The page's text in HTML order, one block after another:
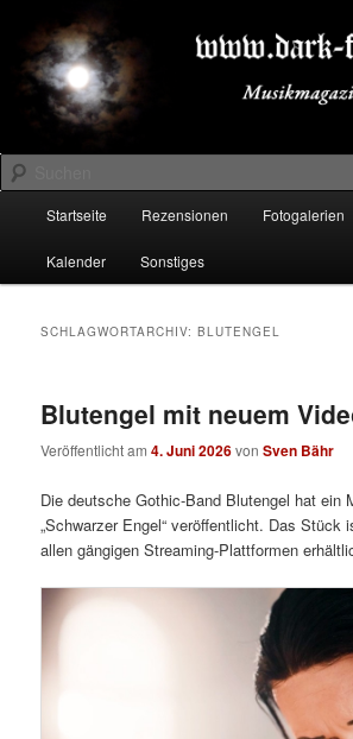
primären
Inhalt
springen
sekundären
Inhalt
springenDARK-FESTIVALS.DE
Suchen
Startseite Rezensionen Fotogalerien
Kalender Sonstiges
SCHLAGWORTARCHIV:BLUTENGEL
Blutengel mit neuem
Veröffentlicht am4. Juni 2026vonSven Bähr
Die deutsche Gothic-Band Blutengel hat ein
„Schwarzer Engel“ veröffentlicht. Das Stück
allen gängigen Streaming-Plattformen